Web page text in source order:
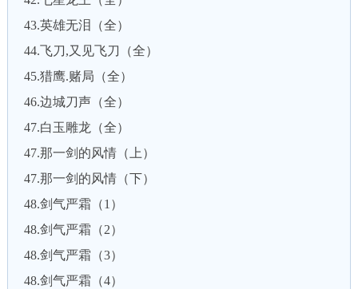
43.英雄无泪（全）
44.飞刀,又见飞刀（全）
45.猎鹰.赌局（全）
46.边城刀声（全）
47.白玉雕龙（全）
47.那一剑的风情（上）
47.那一剑的风情（下）
48.剑气严霜（1）
48.剑气严霜（2）
48.剑气严霜（3）
48.剑气严霜（4）